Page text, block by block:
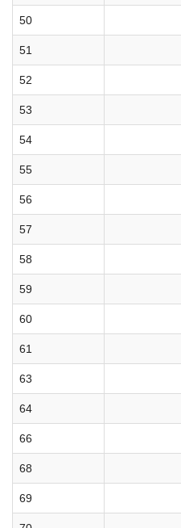
50
51
52
53
54
55
56
57
58
59
60
61
63
64
66
68
69